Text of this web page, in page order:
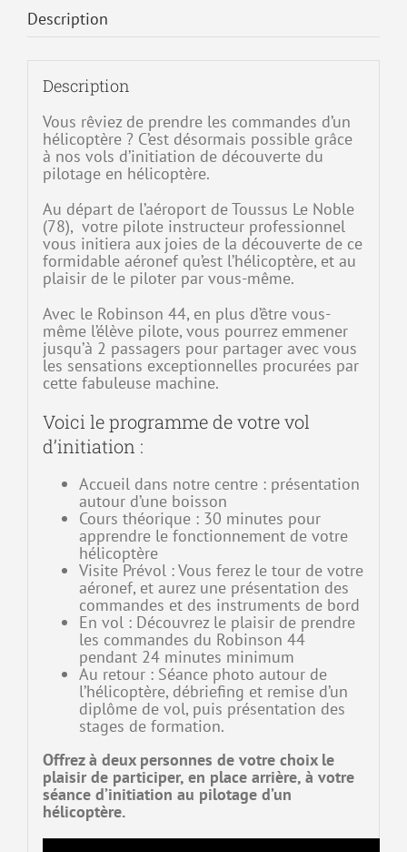
Description
Description
Vous rêviez de prendre les commandes d’un
hélicoptère ? C’est désormais possible grâce
à nos vols d’initiation de découverte du
pilotage en hélicoptère.
Au départ de l’aéroport de Toussus Le Noble
(78), votre pilote instructeur professionnel
vous initiera aux joies de la découverte de ce
formidable aéronef qu’est l’hélicoptère, et au
plaisir de le piloter par vous-même.
Avec le Robinson 44, en plus d’être vous-
même l’élève pilote, vous pourrez emmener
jusqu’à 2 passagers pour partager avec vous
les sensations exceptionnelles procurées par
cette fabuleuse machine.
Voici le programme de votre vol
d’initiation :
Accueil dans notre centre : présentation
autour d’une boisson
Cours théorique : 30 minutes pour
apprendre le fonctionnement de votre
hélicoptère
Visite Prévol : Vous ferez le tour de votre
aéronef, et aurez une présentation des
commandes et des instruments de bord
En vol : Découvrez le plaisir de prendre
les commandes du Robinson 44
pendant 24 minutes minimum
Au retour : Séance photo autour de
l’hélicoptère, débriefing et remise d’un
diplôme de vol, puis présentation des
stages de formation.
Offrez à deux personnes de votre choix le
plaisir de participer, en place arrière, à votre
séance d’initiation au pilotage d’un
hélicoptère.